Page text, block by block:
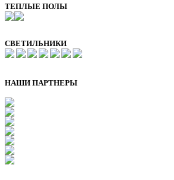
ТЕПЛЫЕ ПОЛЫ
СВЕТИЛЬНИКИ
НАШИ ПАРТНЕРЫ